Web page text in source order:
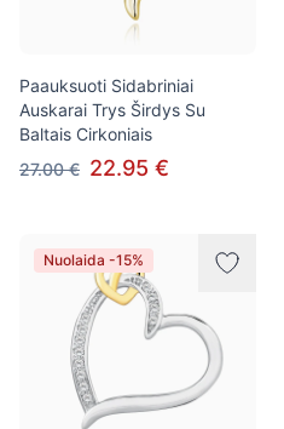
Paauksuoti Sidabriniai
Auskarai Trys Širdys Su
Baltais Cirkoniais
27.00 € 22.95 €
Nuolaida -15%